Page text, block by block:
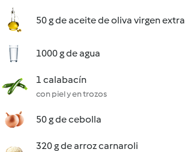
50 g de aceite de oliva virgen extra
1000 g de agua
1 calabacín
con piel y en trozos
50 g de cebolla
320 g de arroz carnaroli